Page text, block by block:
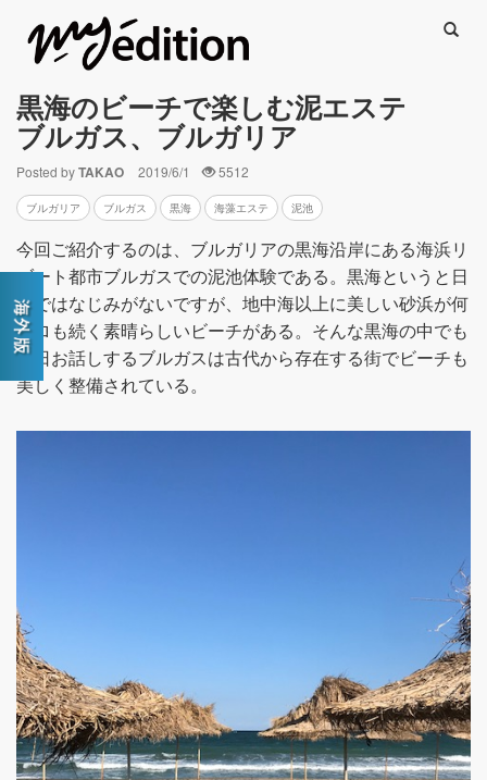
黒海のビーチで楽しむ泥エステ
ブルガス、ブルガリア
Posted byTAKAO 2019/6/1 5512
ブルガリア ブルガス 黒海 海藻エステ 泥池
今回ご紹介するのは、ブルガリアの黒海沿岸にある海浜リ
ゾート都市ブルガスでの泥池体験である。黒海というと日
本ではなじみがないですが、地中海以上に美しい砂浜が何
キロも続く素晴らしいビーチがある。そんな黒海の中でも
今日お話しするブルガスは古代から存在する街でビーチも
美しく整備されている。